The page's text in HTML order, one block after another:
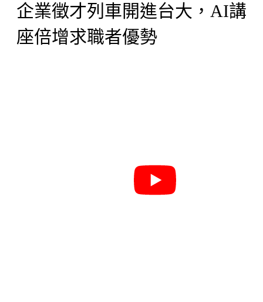
企業徵才列車開進台大，AI講
座倍增求職者優勢